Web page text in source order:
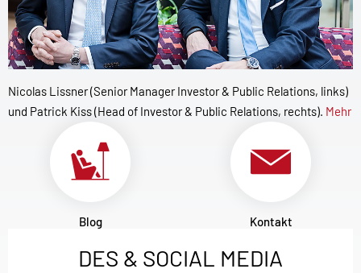
Nicolas Lissner (Senior Manager Investor & Public Relations, links)
und Patrick Kiss (Head of Investor & Public Relations, rechts). Mehr
Blog Kontakt
DES & SOCIAL MEDIA